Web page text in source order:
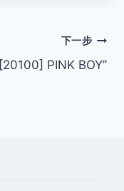
下一步
[20100] PINK BOY”